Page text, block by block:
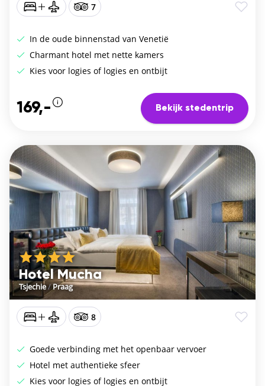
7
In de oude binnenstad van Venetië
Charmant hotel met nette kamers
Kies voor logies of logies en ontbijt
169,- Bekijk stedentrip
Hotel Mucha
Tsjechie/Praag
8
Goede verbinding met het openbaar vervoer
Hotel met authentieke sfeer
Kies voor logies of logies en ontbijt